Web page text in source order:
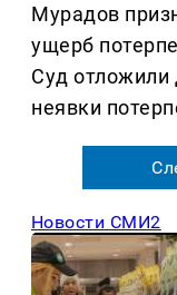
Мурадов
ущерб
Суд отложили
неявки
Новости СМИ2